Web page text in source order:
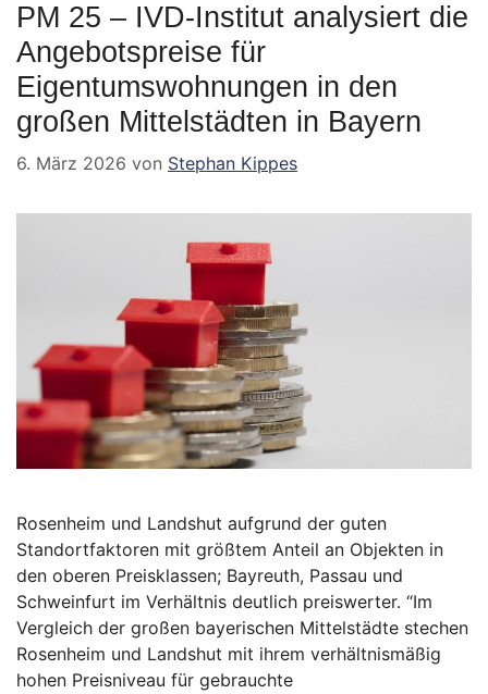
PM 25 – IVD-Institut analysiert die
Angebotspreise für
Eigentumswohnungen in den
großen Mittelstädten in Bayern
6. März 2026 von Stephan Kippes
Rosenheim und Landshut aufgrund der guten
Standortfaktoren mit größtem Anteil an Objekten in
den oberen Preisklassen; Bayreuth, Passau und
Schweinfurt im Verhältnis deutlich preiswerter. “Im
Vergleich der großen bayerischen Mittelstädte stechen
Rosenheim und Landshut mit ihrem verhältnismäßig
hohen Preisniveau für gebrauchte